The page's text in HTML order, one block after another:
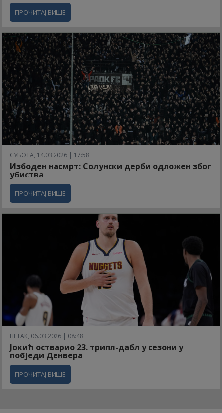
ПРОЧИТАЈ ВИШЕ
СУБОТА, 14.03.2026 | 17:58
Избоден насмрт: Солунски дерби одложен због
убиства
ПРОЧИТАЈ ВИШЕ
ПЕТАК, 06.03.2026 | 08:48
Јокић остварио 23. трипл-дабл у сезони у
побједи Денвера
ПРОЧИТАЈ ВИШЕ